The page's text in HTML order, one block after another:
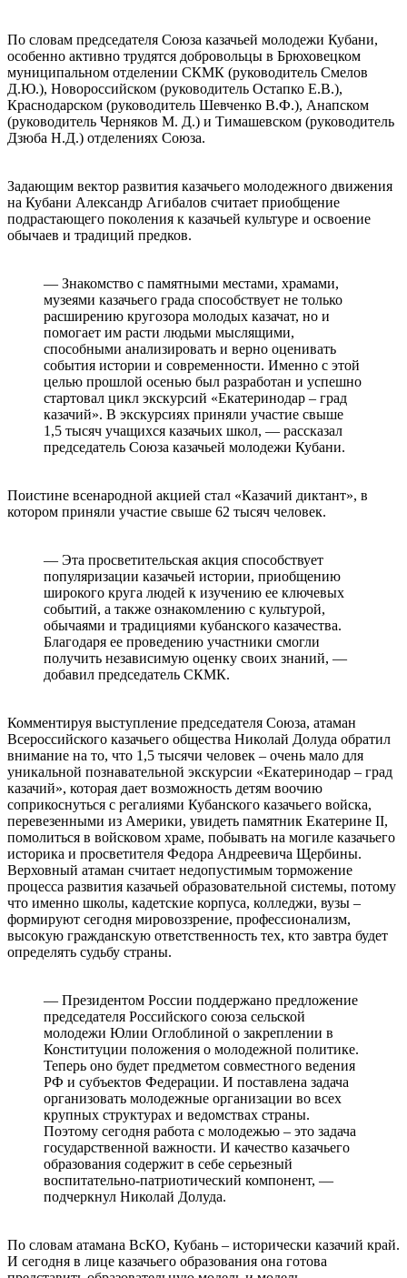
По словам председателя Союза казачьей молодежи Кубани,
особенно активно трудятся добровольцы в Брюховецком
муниципальном отделении СКМК (руководитель Смелов
Д.Ю.), Новороссийском (руководитель Остапко Е.В.),
Краснодарском (руководитель Шевченко В.Ф.), Анапском
(руководитель Черняков М. Д.) и Тимашевском (руководитель
Дзюба Н.Д.) отделениях Союза.
Задающим вектор развития казачьего молодежного движения
на Кубани Александр Агибалов считает приобщение
подрастающего поколения к казачьей культуре и освоение
обычаев и традиций предков.
— Знакомство с памятными местами, храмами,
музеями казачьего града способствует не только
расширению кругозора молодых казачат, но и
помогает им расти людьми мыслящими,
способными анализировать и верно оценивать
события истории и современности. Именно с этой
целью прошлой осенью был разработан и успешно
стартовал цикл экскурсий «Екатеринодар – град
казачий». В экскурсиях приняли участие свыше
1,5 тысяч учащихся казачьих школ, — рассказал
председатель Союза казачьей молодежи Кубани.
Поистине всенародной акцией стал «Казачий диктант», в
котором приняли участие свыше 62 тысяч человек.
— Эта просветительская акция способствует
популяризации казачьей истории, приобщению
широкого круга людей к изучению ее ключевых
событий, а также ознакомлению с культурой,
обычаями и традициями кубанского казачества.
Благодаря ее проведению участники смогли
получить независимую оценку своих знаний, —
добавил председатель СКМК.
Комментируя выступление председателя Союза, атаман
Всероссийского казачьего общества Николай Долуда обратил
внимание на то, что 1,5 тысячи человек – очень мало для
уникальной познавательной экскурсии «Екатеринодар – град
казачий», которая дает возможность детям воочию
соприкоснуться с регалиями Кубанского казачьего войска,
перевезенными из Америки, увидеть памятник Екатерине II,
помолиться в войсковом храме, побывать на могиле казачьего
историка и просветителя Федора Андреевича Щербины.
Верховный атаман считает недопустимым торможение
процесса развития казачьей образовательной системы, потому
что именно школы, кадетские корпуса, колледжи, вузы –
формируют сегодня мировоззрение, профессионализм,
высокую гражданскую ответственность тех, кто завтра будет
определять судьбу страны.
— Президентом России поддержано предложение
председателя Российского союза сельской
молодежи Юлии Оглоблиной о закреплении в
Конституции положения о молодежной политике.
Теперь оно будет предметом совместного ведения
РФ и субъектов Федерации. И поставлена задача
организовать молодежные организации во всех
крупных структурах и ведомствах страны.
Поэтому сегодня работа с молодежью – это задача
государственной важности. И качество казачьего
образования содержит в себе серьезный
воспитательно-патриотический компонент, —
подчеркнул Николай Долуда.
По словам атамана ВсКО, Кубань – исторически казачий край.
И сегодня в лице казачьего образования она готова